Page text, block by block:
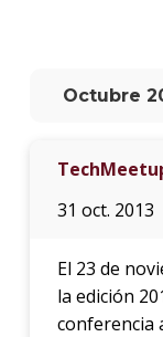
Octubre
31 oct. 2013
El 23 de
la edición
conferencia